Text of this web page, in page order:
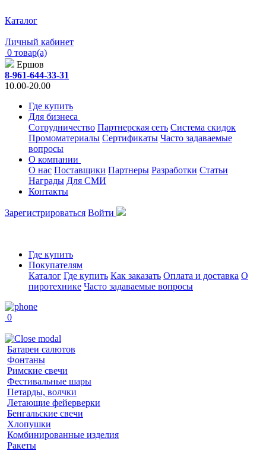
Каталог
Личный кабинет
0 товар(а)
Ершов
8-961-644-33-31
10.00-20.00
Где купить
Для бизнеса
Сотрудничество Партнерская сеть Система скидок
Промоматериалы Сертификаты Часто задаваемые
вопросы
О компании
О нас Поставщики Партнеры Разработки Статьи
Награды Для СМИ
Контакты
Зарегистрироваться Войти
Где купить
Покупателям
Каталог Где купить Как заказать Оплата и доставка О
пиротехнике Часто задаваемые вопросы
0
Батареи салютов
Фонтаны
Римские свечи
Фестивальные шары
Петарды, волчки
Летающие фейерверки
Бенгальские свечи
Хлопушки
Комбинированные изделия
Ракеты